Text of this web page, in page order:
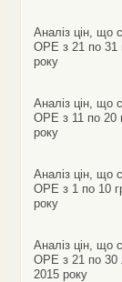
Аналіз цін, що
ОРЕ з 21 по 31
року
Аналіз цін, що
ОРЕ з 11 по 20
року
Аналіз цін, що
ОРЕ з 1 по 10
року
Аналіз цін, що
ОРЕ з 21 по 30
2015 року